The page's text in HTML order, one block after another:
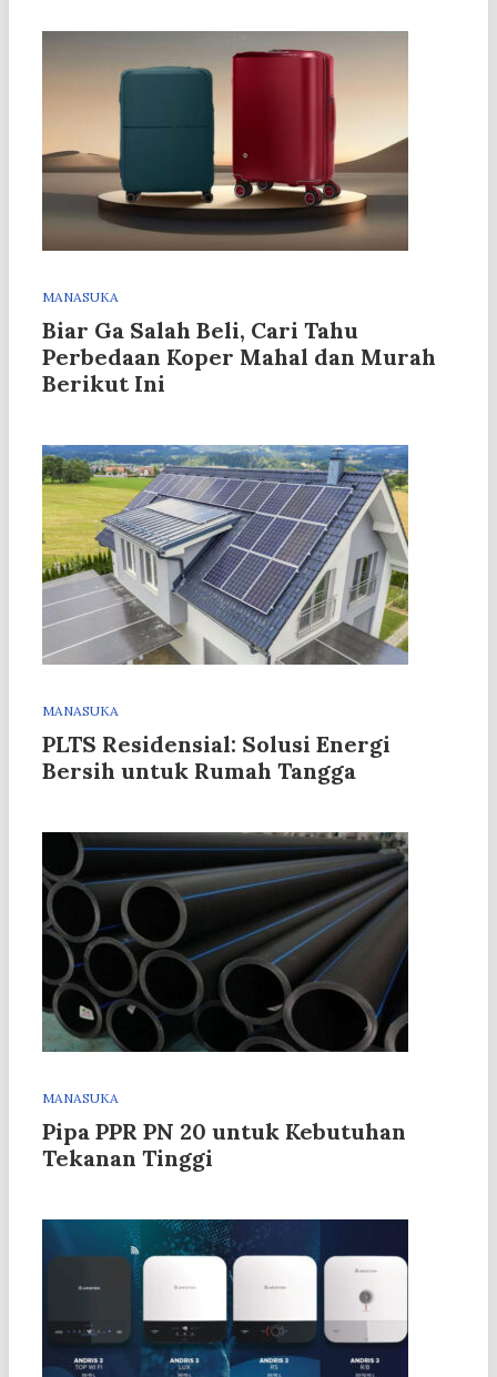
MANASUKA
Biar Ga Salah Beli, Cari Tahu
Perbedaan Koper Mahal dan Murah
Berikut Ini
MANASUKA
PLTS Residensial: Solusi Energi
Bersih untuk Rumah Tangga
MANASUKA
Pipa PPR PN 20 untuk Kebutuhan
Tekanan Tinggi